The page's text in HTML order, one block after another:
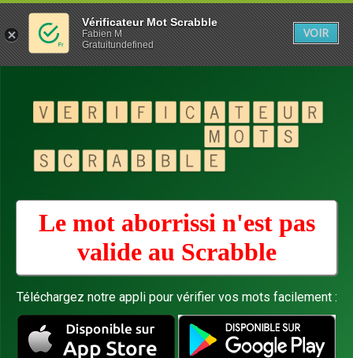
Le mot aborrissi n'est pas
valide au Scrabble
Téléchargez notre appli pour vérifier vos mots facilement :
Vérificateur Mot Scrabble
Fabien M
Gratuitundefined
VOIR